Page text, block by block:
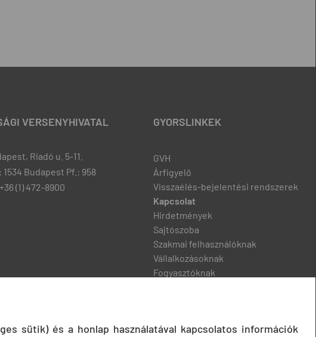
VERSENYHIVATAL
Riadó u. 5-11.
Budapest Pf.: 958
(1) 472-8900
GYORSLINKEK
GVH
Árfigyelő
Visszaélés-bejelentési rendszerek
Kapcsolat
Hirdetmények
Sajtószoba
Szakmai felhasználóknak
Vállalkozásoknak
Fogyasztóknak
sütik) és a honlap használatával kapcsolatos információk